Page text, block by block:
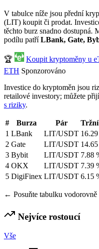
V tabulce níže jsou přední
(LIT) koupit či prodat.
těchto burz snadno dostupná.
podílu patříLBank, Gate,
🏆
Koupit kryptoměny u
ETH Sponzorováno
Investice do kryptoměn jsou
retailové investory; můžete
s riziky.
# Burza Pár
1 LBank LIT/USDT
2 Gate LIT/USDT
3 Bybit LIT/USDT 7.88
4 OKX LIT/USDT 7.39
5 DigiFinex LIT/USDT 6.15
← Posuňte tabulku
Nejvíce rostoucí
Vše